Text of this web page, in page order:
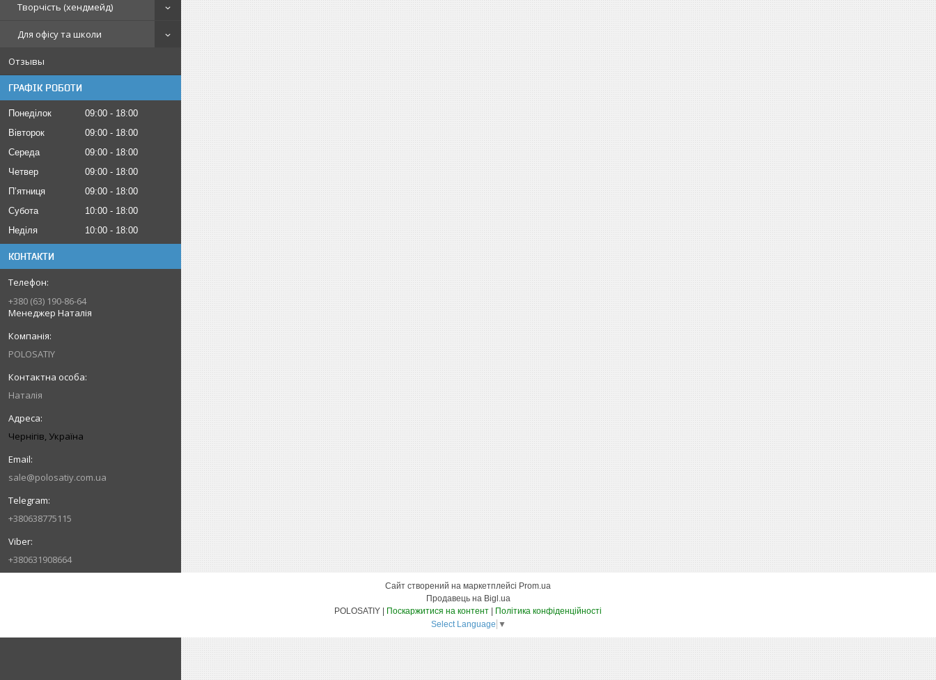
Творчість (хендмейд)
Для офісу та школи
Отзывы
ГРАФІК РОБОТИ
Понеділок 09:00
18:00
Вівторок
09:00
18:00
Середа
09:00
18:00
Четвер
09:00
18:00
Пʼятниця
09:00
18:00
Субота
10:00
18:00
Неділя
10:00 18:00
КОНТАКТИ
+380 (63) 190-86-64
Менеджер Наталія
POLOSATIY
Наталія
Чернігів, Україна
sale@polosatiy.com.ua
+380638775115
+380631908664
Сайт створений на маркетплейсі Prom.ua
Продавець на Bigl.ua
Поскаржитися на контент
Політика конфіденційності
Select Language ▼